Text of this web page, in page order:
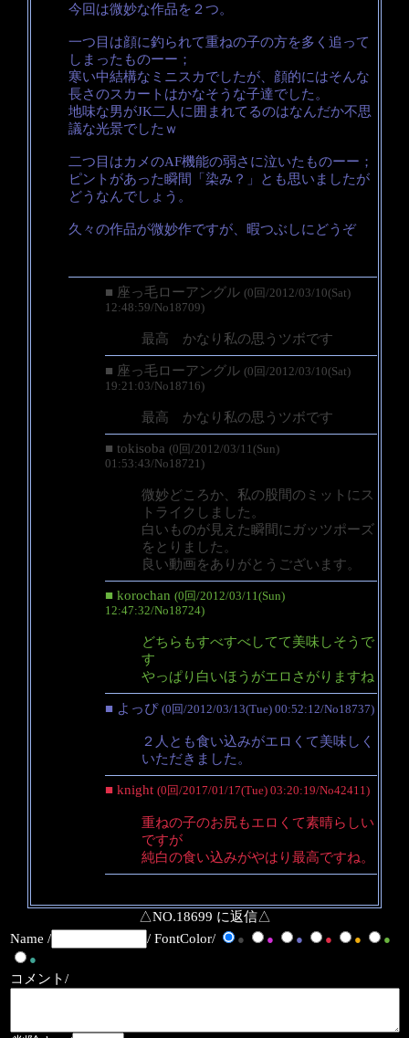
今回は微妙な作品を２つ。
一つ目は顔に釣られて重ねの子の方を多く追って
しまったものーー；
寒い中結構なミニスカでしたが、顔的にはそんな
長さのスカートはかなそうな子達でした。
地味な男がJK二人に囲まれてるのはなんだか不思
議な光景でしたｗ
二つ目はカメのAF機能の弱さに泣いたものーー；
ピントがあった瞬間「染み？」とも思いましたが
どうなんでしょう。
久々の作品が微妙作ですが、暇つぶしにどうぞ
■ 座っ毛ローアングル (0回/2012/03/10(Sat)
12:48:59/No18709)
最高 かなり私の思うツボです
■ 座っ毛ローアングル (0回/2012/03/10(Sat)
19:21:03/No18716)
最高 かなり私の思うツボです
■ tokisoba (0回/2012/03/11(Sun)
01:53:43/No18721)
微妙どころか、私の股間のミットにス
トライクしました。
白いものが見えた瞬間にガッツポーズ
をとりました。
良い動画をありがとうございます。
■ korochan (0回/2012/03/11(Sun)
12:47:32/No18724)
どちらもすべすべしてて美味しそうで
す
やっぱり白いほうがエロさがりますね
■ よっぴ (0回/2012/03/13(Tue) 00:52:12/No18737)
２人とも食い込みがエロくて美味しく
いただきました。
■ knight (0回/2017/01/17(Tue) 03:20:19/No42411)
重ねの子のお尻もエロくて素晴らしい
ですが
純白の食い込みがやはり最高ですね。
△NO.18699 に返信△
Name /
/ FontColor/ ● ● ● ● ●
●
●
コメント/